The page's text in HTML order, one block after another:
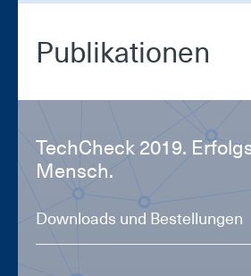
Pu­bli­ka­tio­nen
Tech­Check 2019.
Mensch.
Downloads und Bestellungen